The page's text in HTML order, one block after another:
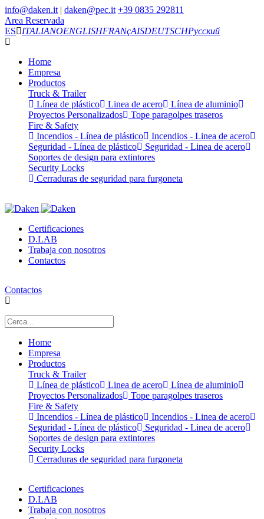
info@daken.it | daken@pec.it +39 0835 292811
Area Reservada
ES
ITALIANOENGLISHFRANçAISDEUTSCHРусский
Home
Empresa
Productos
Truck & Trailer
Línea de plástico
Linea de acero
Línea de aluminio
Proyectos Personalizados
Tope paragolpes traseros
Fire & Safety
Incendios - Línea de plástico
Incendios - Linea de acero
Seguridad - Línea de plástico
Seguridad - Linea de acero
Soportes de design para extintores
Security Locks
Cerraduras de seguridad para furgoneta
Certificaciones
D.LAB
Trabaja con nosotros
Contactos
Contactos
Home
Empresa
Productos
Truck & Trailer
Línea de plástico
Linea de acero
Línea de aluminio
Proyectos Personalizados
Tope paragolpes traseros
Fire & Safety
Incendios - Línea de plástico
Incendios - Linea de acero
Seguridad - Línea de plástico
Seguridad - Linea de acero
Soportes de design para extintores
Security Locks
Cerraduras de seguridad para furgoneta
Certificaciones
D.LAB
Trabaja con nosotros